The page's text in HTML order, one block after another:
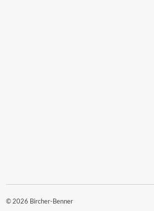
© 2026 Bircher-Benner